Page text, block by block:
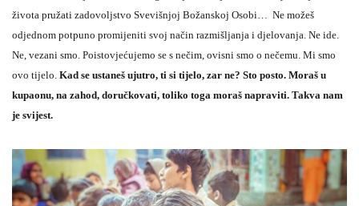
života pružati zadovoljstvo Svevišnjoj Božanskoj Osobi… Ne možeš
odjednom potpuno promijeniti svoj način razmišljanja i djelovanja. Ne ide.
Ne, vezani smo. Poistovjećujemo se s nečim, ovisni smo o nečemu. Mi smo
ovo tijelo. Kad se ustaneš ujutro, ti si tijelo, zar ne? Sto posto. Moraš u
kupaonu, na zahod, doručkovati, toliko toga moraš napraviti. Takva nam
je svijest.